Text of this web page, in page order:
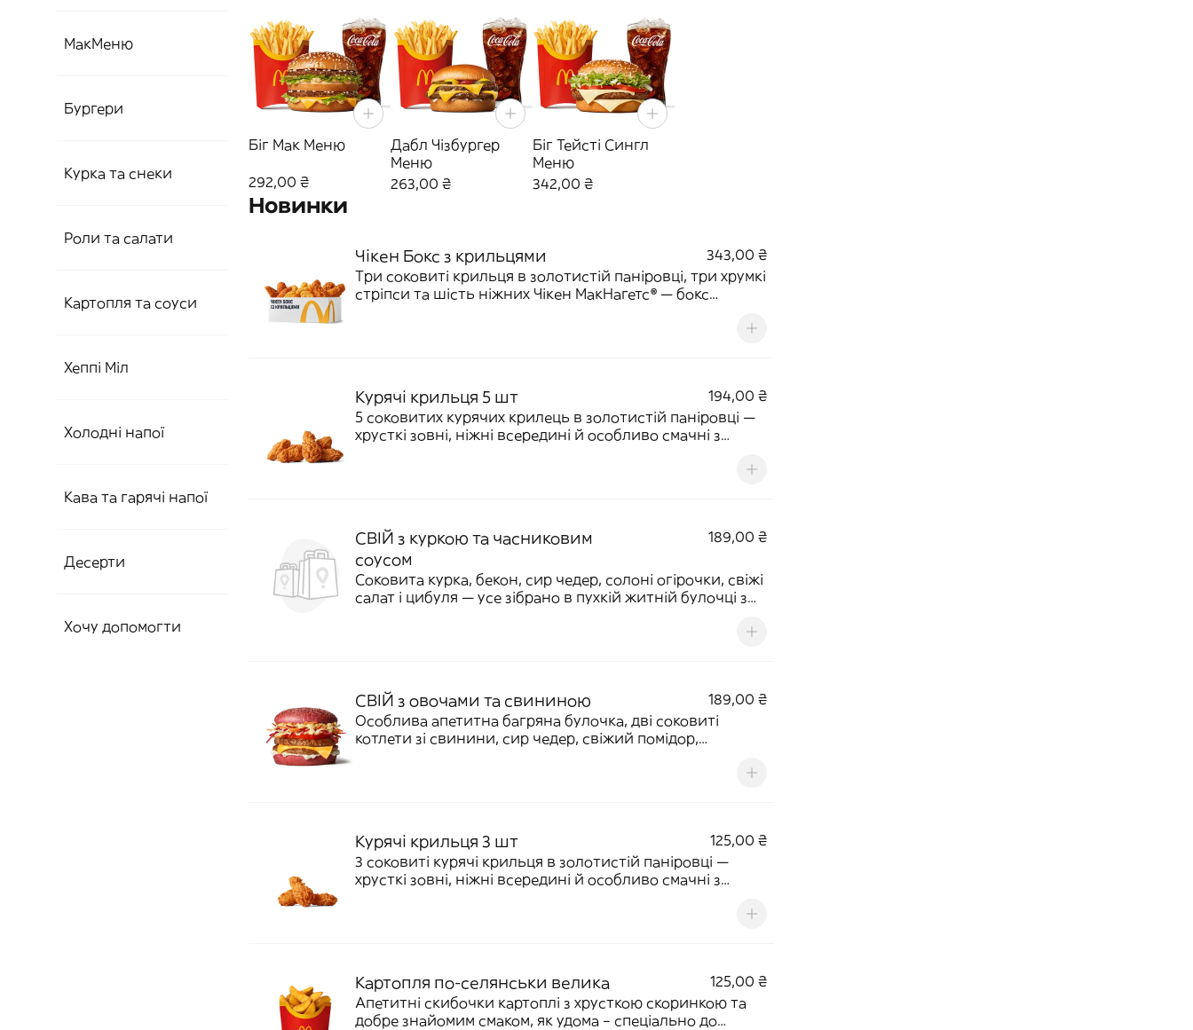
МакМеню
Бургери
Курка та снеки
Роли та салати‎
Картопля та соуси‎
Хеппі Міл‎
Холодні напої
Кава та гарячі напої
Десерти
Хочу допомогти
Біг Мак Меню
292,00 ₴
Дабл Чізбургер
Меню
263,00 ₴
Біг Тейсті Сингл
Меню
342,00 ₴
Новинки‎
Чікен Бокс з крильцями
343,00 ₴
Три соковиті крильця в золотистій паніровці, три хрумкі
стріпси та шість ніжних Чікен МакНагетс® — бокс
Додавайте улюблені соуси й смакуйте разом. 310 г | 737
Курячі крильця 5 шт
194,00 ₴
5 соковитих курячих крилець в золотистій паніровці —
хрусткі зовні, ніжні всередині й особливо смачні з
СВІЙ з куркою та часниковим
соусом
189,00 ₴
Соковита курка, бекон, сир чедер, солоні огірочки, свіжі
салат і цибуля — усе зібрано в пухкій житній булочці з
український бургер з рідними знайомими смаками, який
СВІЙ з овочами та свининою
189,00 ₴
Особлива апетитна багряна булочка, дві соковиті
котлети зі свинини, сир чедер, свіжий помідор,
Курячі крильця 3 шт
125,00 ₴
3 соковиті курячі крильця в золотистій паніровці —
хрусткі зовні, ніжні всередині й особливо смачні з
Картопля по-селянськи велика
125,00 ₴
Апетитні скибочки картоплі з хрусткою скоринкою та
добре знайомим смаком, як удома – спеціально до